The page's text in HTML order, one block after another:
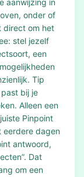
aanwijzing in
onder of
direct om het
stel jezelf
een
Tip
bij je
Alleen een
Pinpoint
eerdere dagen
antwoord,
Dat
om een